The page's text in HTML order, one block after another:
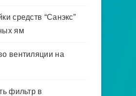
средств “Санэкс”
ям
вентиляции на
фильтр в